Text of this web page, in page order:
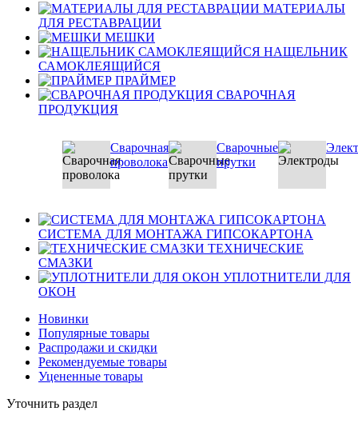
МАТЕРИАЛЫ
ДЛЯ РЕСТАВРАЦИИ
МЕШКИ
НАЩЕЛЬНИК
САМОКЛЕЯЩИЙСЯ
ПРАЙМЕР
СВАРОЧНАЯ
ПРОДУКЦИЯ
Сварочная
проволока
Сварочные
прутки
СИСТЕМА ДЛЯ МОНТАЖА ГИПСОКАРТОНА
ТЕХНИЧЕСКИЕ
СМАЗКИ
УПЛОТНИТЕЛИ ДЛЯ
ОКОН
Новинки
Популярные товары
Распродажи и скидки
Рекомендуемые товары
Уцененные товары
Уточнить раздел